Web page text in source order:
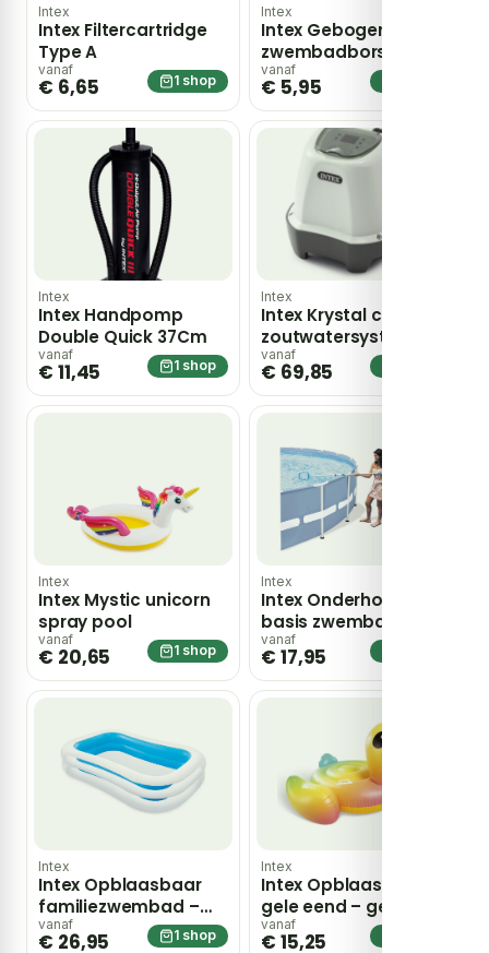
Intex
Intex Filtercartridge
Type A
vanaf
€ 6,65 1 shop
Intex
Intex Gebogen
zwembadborstel
IntexGebogen borstel
zwembad 41cm –
blauw
vanaf
€ 5,95
Intex
Intex Handpomp
Double Quick 37Cm
vanaf
€ 11,45 1 shop
Intex
Intex Krystal clear
zoutwatersysteem
Qs200 zwembad
vanaf
€ 69,85
Intex
Intex Mystic unicorn
spray pool
vanaf
€ 20,65 1 shop
Intex
Intex Onderhoudskit
basis zwembaden
vanaf
€ 17,95
Intex
Intex Opblaasbaar
familiezwembad –
tweekleurig
vanaf
€ 26,95 1 shop
Intex
Intex Opblaasbare
gele eend – geel
vanaf
€ 15,25